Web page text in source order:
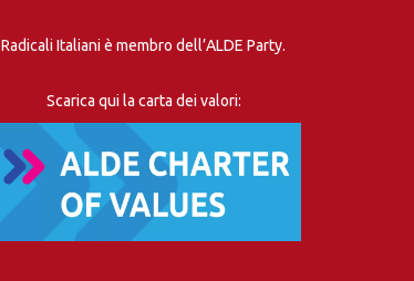
Radicali Italiani è membro dell’ALDE Party.
Scarica qui la carta dei valori: